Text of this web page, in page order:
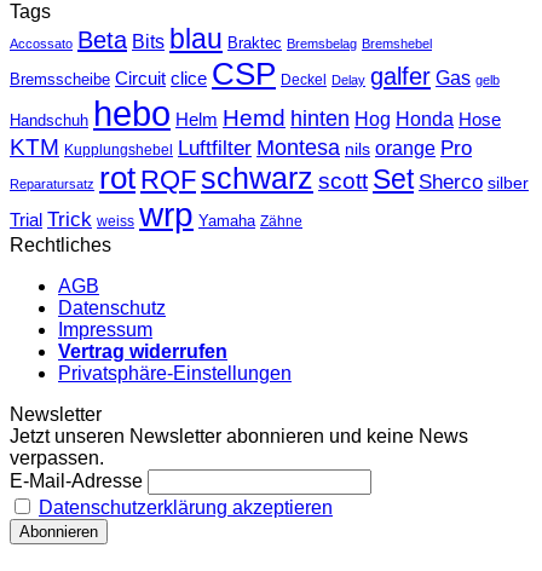
Tags
Accossato Beta Bits blau Braktec Bremsbelag Bremshebel
Bremsscheibe Circuit clice CSP Deckel Delay galfer Gas gelb
Handschuh hebo Helm Hemd hinten Hog Honda Hose
KTM Kupplungshebel Luftfilter Montesa nils orange Pro
Reparatursatz rot RQF schwarz scott Set Sherco silber
Trial Trick weiss wrp Yamaha Zähne
Rechtliches
AGB
Datenschutz
Impressum
Vertrag widerrufen
Privatsphäre-Einstellungen
Newsletter
Jetzt unseren Newsletter abonnieren und keine News
verpassen.
E-Mail-Adresse
Datenschutzerklärung akzeptieren